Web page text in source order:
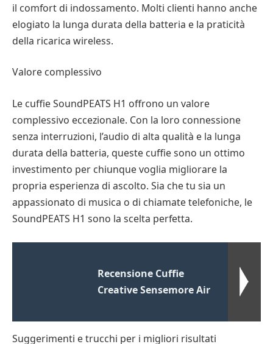
il comfort di indossamento. Molti clienti hanno anche
elogiato la lunga durata della batteria e la praticità
della ricarica wireless.
Valore complessivo
Le cuffie SoundPEATS H1 offrono un valore
complessivo eccezionale. Con la loro connessione
senza interruzioni, l’audio di alta qualità e la lunga
durata della batteria, queste cuffie sono un ottimo
investimento per chiunque voglia migliorare la
propria esperienza di ascolto. Sia che tu sia un
appassionato di musica o di chiamate telefoniche, le
SoundPEATS H1 sono la scelta perfetta.
Recensione Cuffie
Creative Sensemore Air
Suggerimenti e trucchi per i migliori risultati